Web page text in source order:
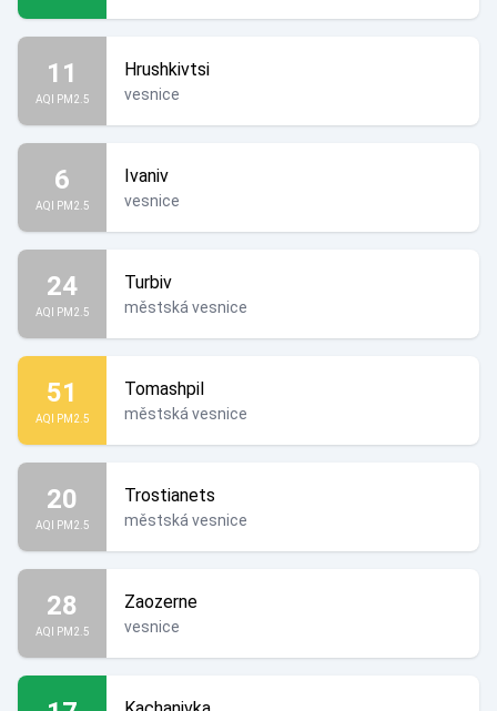
11
AQI PM2.5
Hrushkivtsi
vesnice
6
AQI PM2.5
Ivaniv
vesnice
24
AQI PM2.5
Turbiv
městská vesnice
51
AQI PM2.5
Tomashpil
městská vesnice
20
AQI PM2.5
Trostianets
městská vesnice
28
AQI PM2.5
Zaozerne
vesnice